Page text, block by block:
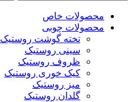
محصولات خاص
محصولات چوبی
تخته گوشت روستیک
سینی روستیک
ظروف روستیک
کیک خوری روستیک
میز روستیک
گلدان روستیک